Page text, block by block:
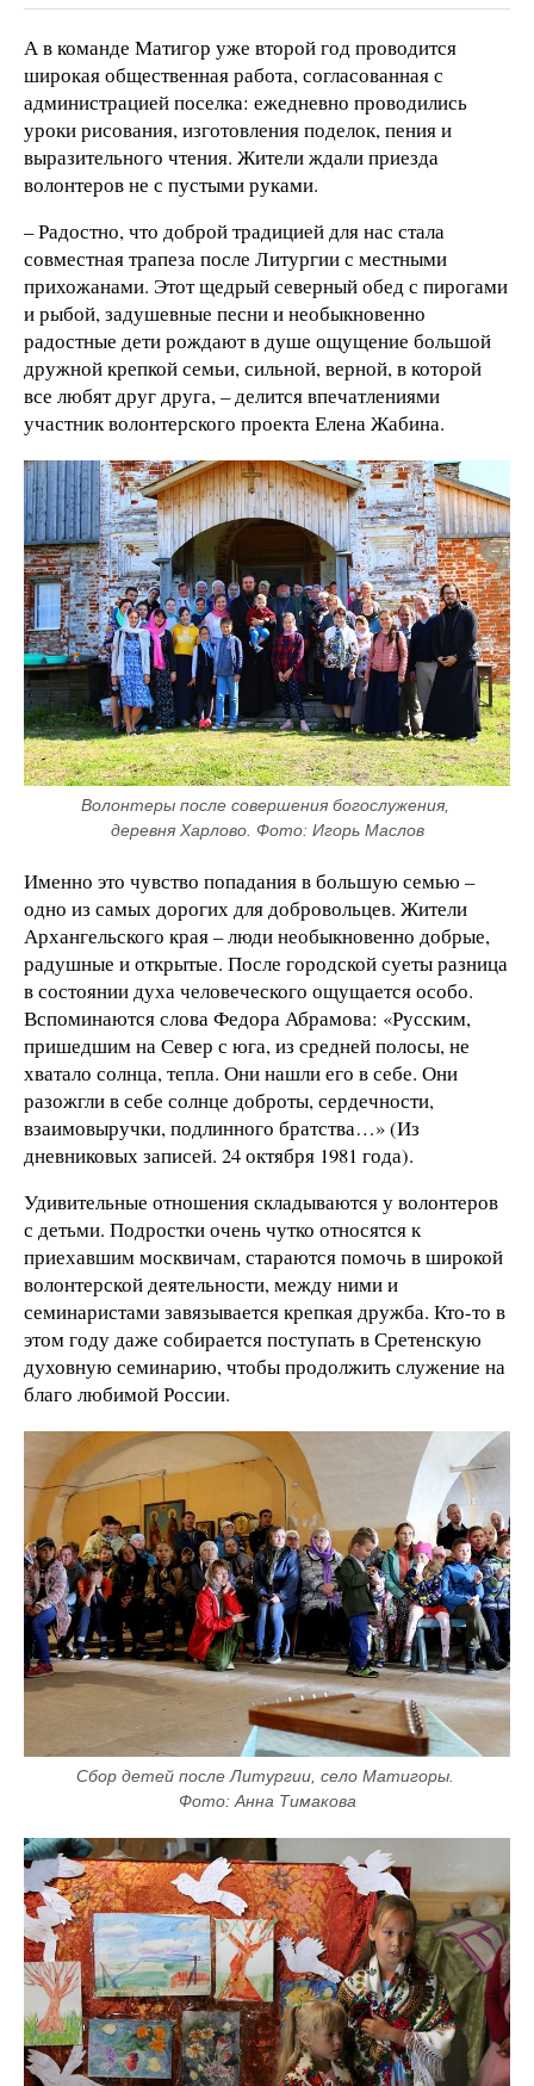
А в команде Матигор уже второй год проводится
широкая общественная работа, согласованная с
администрацией поселка: ежедневно проводились
уроки рисования, изготовления поделок, пения и
выразительного чтения. Жители ждали приезда
волонтеров не с пустыми руками.
– Радостно, что доброй традицией для нас стала
совместная трапеза после Литургии с местными
прихожанами. Этот щедрый северный обед с пирогами
и рыбой, задушевные песни и необыкновенно
радостные дети рождают в душе ощущение большой
дружной крепкой семьи, сильной, верной, в которой
все любят друг друга, – делится впечатлениями
участник волонтерского проекта Елена Жабина.
Волонтеры после совершения богослужения,
деревня Харлово. Фото: Игорь Маслов
Именно это чувство попадания в большую семью –
одно из самых дорогих для добровольцев. Жители
Архангельского края – люди необыкновенно добрые,
радушные и открытые. После городской суеты разница
в состоянии духа человеческого ощущается особо.
Вспоминаются слова Федора Абрамова: «Русским,
пришедшим на Север с юга, из средней полосы, не
хватало солнца, тепла. Они нашли его в себе. Они
разожгли в себе солнце доброты, сердечности,
взаимовыручки, подлинного братства…» (Из
дневниковых записей. 24 октября 1981 года).
Удивительные отношения складываются у волонтеров
с детьми. Подростки очень чутко относятся к
приехавшим москвичам, стараются помочь в широкой
волонтерской деятельности, между ними и
семинаристами завязывается крепкая дружба. Кто-то в
этом году даже собирается поступать в Сретенскую
духовную семинарию, чтобы продолжить служение на
благо любимой России.
Сбор детей после Литургии, село Матигоры.
Фото: Анна Тимакова